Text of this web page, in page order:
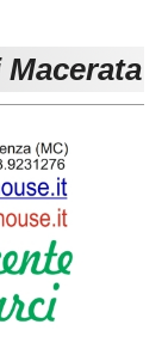
Carica la tua Rosa